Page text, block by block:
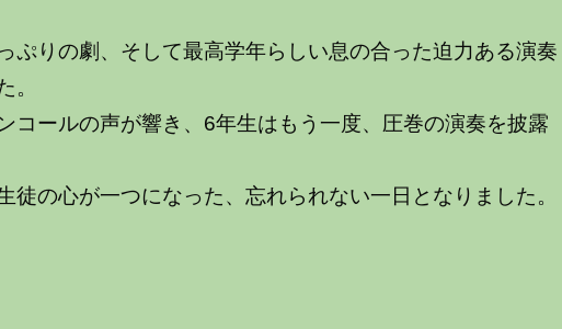
りの劇、そして最高学年らしい息の合った迫力ある演奏
。
ールの声が響き、6年生はもう一度、圧巻の演奏を披露
の心が一つになった、忘れられない一日となりました。